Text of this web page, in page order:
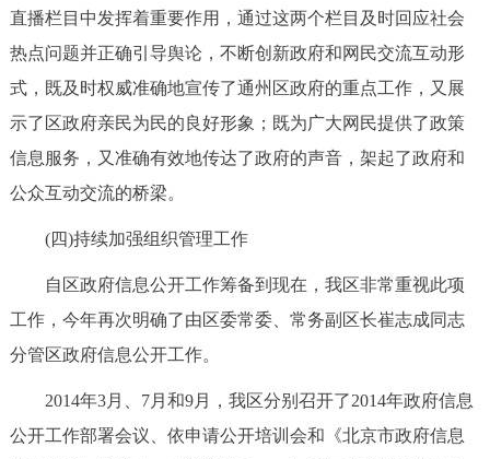
直播栏目中发挥着重要作用，通过这两个栏目及时回应社会
热点问题并正确引导舆论，不断创新政府和网民交流互动形
式，既及时权威准确地宣传了通州区政府的重点工作，又展
示了区政府亲民为民的良好形象；既为广大网民提供了政策
信息服务，又准确有效地传达了政府的声音，架起了政府和
公众互动交流的桥梁。
(四)持续加强组织管理工作
自区政府信息公开工作筹备到现在，我区非常重视此项
工作，今年再次明确了由区委常委、常务副区长崔志成同志
分管区政府信息公开工作。
2014年3月、7月和9月，我区分别召开了2014年政府信息
公开工作部署会议、依申请公开培训会和《北京市政府信息